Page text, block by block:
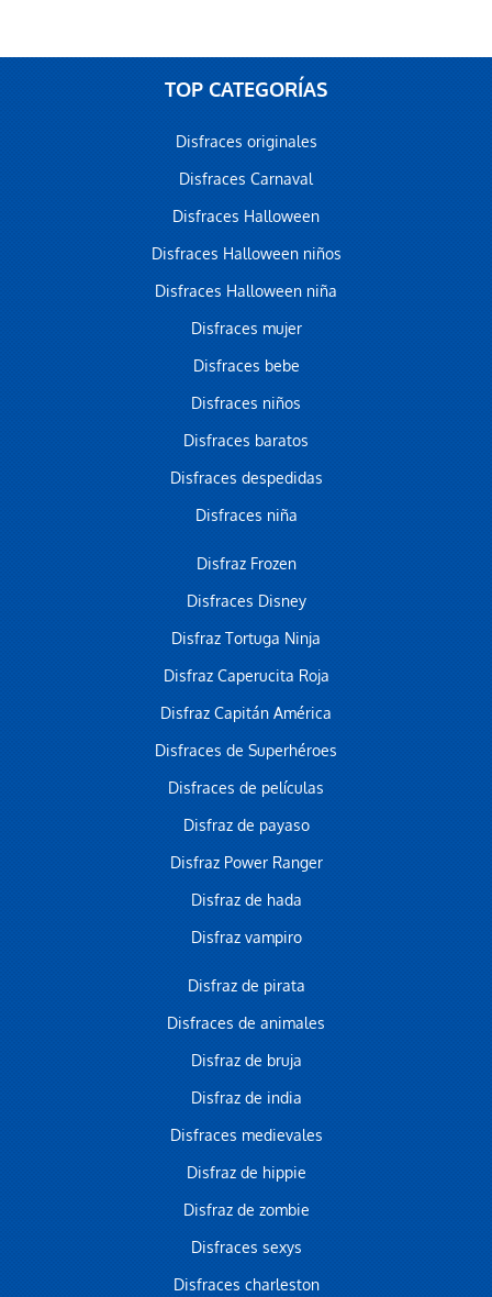
TOP CATEGORÍAS
Disfraces originales
Disfraces Carnaval
Disfraces Halloween
Disfraces Halloween niños
Disfraces Halloween niña
Disfraces mujer
Disfraces bebe
Disfraces niños
Disfraces baratos
Disfraces despedidas
Disfraces niña
Disfraz Frozen
Disfraces Disney
Disfraz Tortuga Ninja
Disfraz Caperucita Roja
Disfraz Capitán América
Disfraces de Superhéroes
Disfraces de películas
Disfraz de payaso
Disfraz Power Ranger
Disfraz de hada
Disfraz vampiro
Disfraz de pirata
Disfraces de animales
Disfraz de bruja
Disfraz de india
Disfraces medievales
Disfraz de hippie
Disfraz de zombie
Disfraces sexys
Disfraces charleston